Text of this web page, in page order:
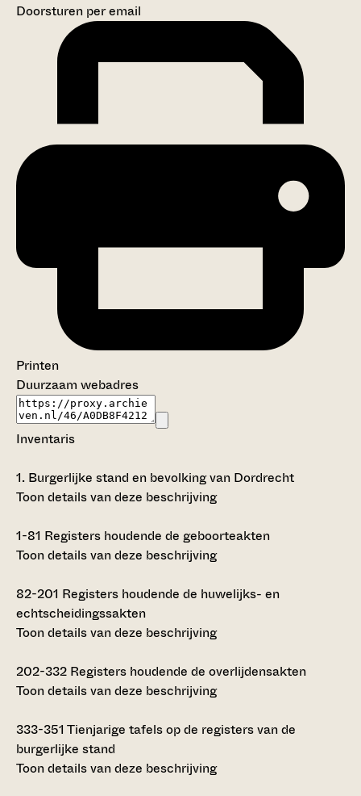
Doorsturen per email
Printen
Duurzaam webadres
Inventaris
1. Burgerlijke stand en bevolking van Dordrecht
Toon details van deze beschrijving
1-81 Registers houdende de geboorteakten
Toon details van deze beschrijving
82-201 Registers houdende de huwelijks- en
echtscheidingssakten
Toon details van deze beschrijving
202-332 Registers houdende de overlijdensakten
Toon details van deze beschrijving
333-351 Tienjarige tafels op de registers van de
burgerlijke stand
Toon details van deze beschrijving